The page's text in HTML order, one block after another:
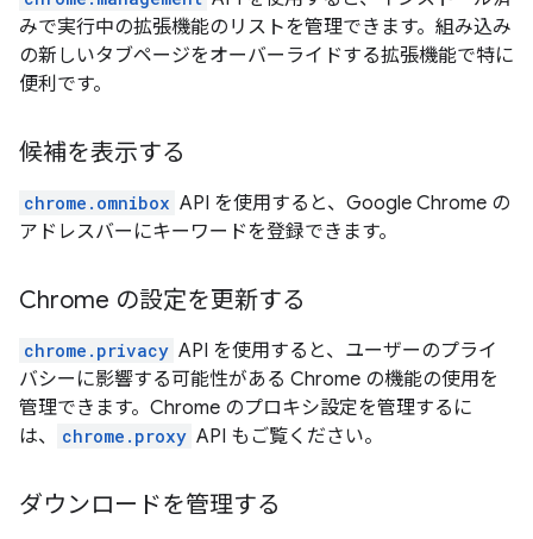
みで実行中の拡張機能のリストを管理できます。組み込み
の新しいタブページをオーバーライドする拡張機能で特に
便利です。
候補を表示する
chrome.omnibox API を使用すると、Google Chrome の
アドレスバーにキーワードを登録できます。
Chrome の設定を更新する
chrome.privacy API を使用すると、ユーザーのプライ
バシーに影響する可能性がある Chrome の機能の使用を
管理できます。Chrome のプロキシ設定を管理するに
は、
chrome.proxy API もご覧ください。
ダウンロードを管理する